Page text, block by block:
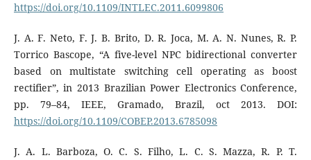
https://doi.org/10.1109/INTLEC.2011.6099806
J. A. F. Neto, F. J. B. Brito, D. R. Joca, M. A. N. Nunes, R. P.
Torrico Bascope, “A five-level NPC bidirectional converter
based on multistate switching cell operating as boost
rectifier”, in 2013 Brazilian Power Electronics Conference,
pp. 79–84, IEEE, Gramado, Brazil, oct 2013. DOI:
https://doi.org/10.1109/COBEP.2013.6785098
J. A. L. Barboza, O. C. S. Filho, L. C. S. Mazza, R. P. T.